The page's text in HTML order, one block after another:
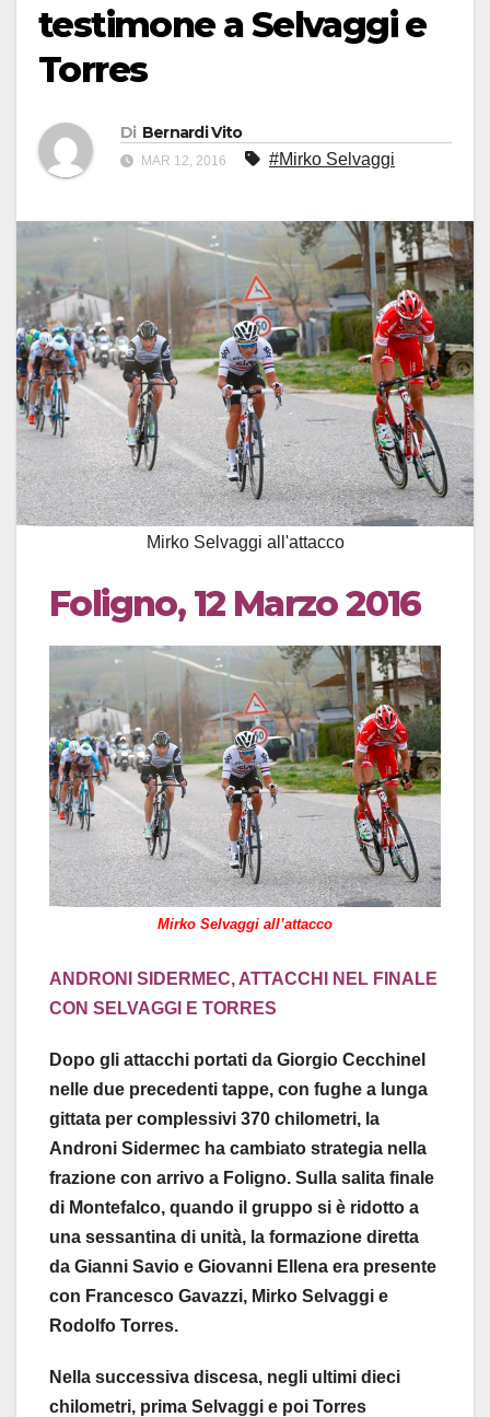
testimone a Selvaggi e
Torres
Di Bernardi Vito
MAR 12, 2016 #Mirko Selvaggi
Mirko Selvaggi all'attacco
Foligno, 12 Marzo 2016
Mirko Selvaggi all’attacco
ANDRONI SIDERMEC, ATTACCHI NEL FINALE
CON SELVAGGI E TORRES
Dopo gli attacchi portati da Giorgio Cecchinel
nelle due precedenti tappe, con fughe a lunga
gittata per complessivi 370 chilometri, la
Androni Sidermec ha cambiato strategia nella
frazione con arrivo a Foligno. Sulla salita finale
di Montefalco, quando il gruppo si è ridotto a
una sessantina di unità, la formazione diretta
da Gianni Savio e Giovanni Ellena era presente
con Francesco Gavazzi, Mirko Selvaggi e
Rodolfo Torres.
Nella successiva discesa, negli ultimi dieci
chilometri, prima Selvaggi e poi Torres